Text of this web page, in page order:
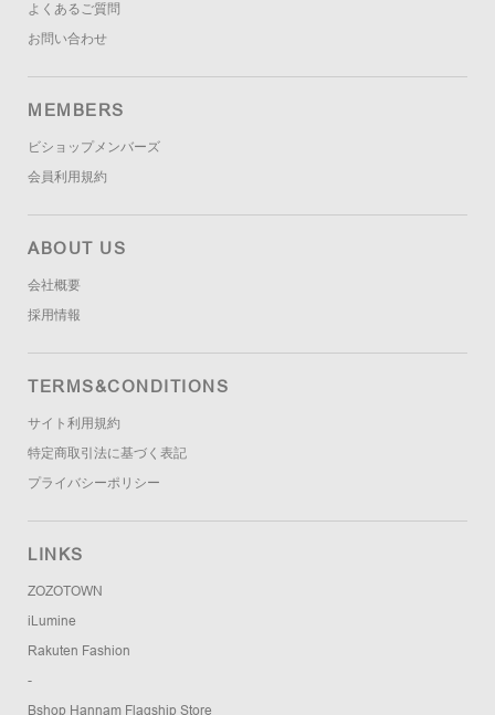
よくあるご質問
お問い合わせ
MEMBERS
ビショップメンバーズ
会員利用規約
ABOUT US
会社概要
採用情報
TERMS&CONDITIONS
サイト利用規約
特定商取引法に基づく表記
プライバシーポリシー
LINKS
ZOZOTOWN
iLumine
Rakuten Fashion
-
Bshop Hannam Flagship Store